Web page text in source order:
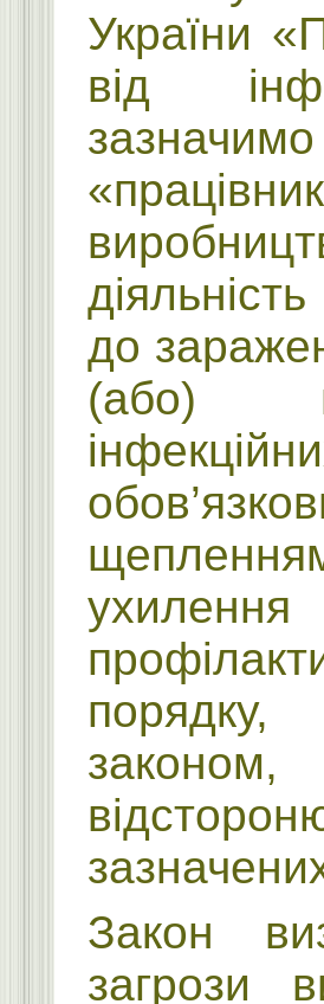
України
від
до
(або)
Закон
загрози